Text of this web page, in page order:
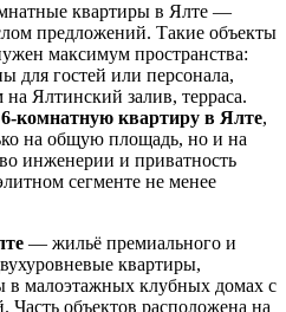
квартиры в Ялте —
предложений. Такие объекты
максимум пространства:
для гостей или персонала,
Ялтинский залив, терраса.
комнатную квартиру в Ялте,
на общую площадь, но и на
инженерии и приватность
сегменте не менее
— жильё премиального и
квартиры,
в малоэтажных клубных домах с
объектов расположена на